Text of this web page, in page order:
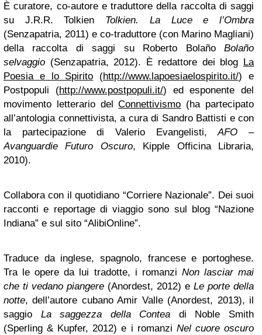
È curatore, co-autore e traduttore della raccolta di saggi
su J.R.R. Tolkien Tolkien. La Luce e l’Ombra
(Senzapatria, 2011) e co-traduttore (con Marino Magliani)
della raccolta di saggi su Roberto Bolaño Bolaño
selvaggio (Senzapatria, 2012). È redattore dei blog La
Poesia e lo Spirito (http://www.lapoesiaelospirito.it/) e
Postpopuli (http://www.postpopuli.it/) ed esponente del
movimento letterario delConnettivismo (ha partecipato
all’antologia connettivista, a cura di Sandro Battisti e con
la partecipazione di Valerio Evangelisti,AFO –
Avanguardie Futuro Oscuro, Kipple Officina Libraria,
2010).
Collabora con il quotidiano “Corriere Nazionale”. Dei suoi
racconti e reportage di viaggio sono sul blog “Nazione
Indiana” e sul sito “AlibiOnline”.
Traduce da inglese, spagnolo, francese e portoghese.
Tra le opere da lui tradotte, i romanzi Non lasciar mai
che ti vedano piangere (Anordest, 2012) e Le porte della
notte, dell’autore cubano Amir Valle (Anordest, 2013), il
saggio La saggezza della Contea di Noble Smith
(Sperling & Kupfer, 2012) e i romanzi Nel cuore oscuro